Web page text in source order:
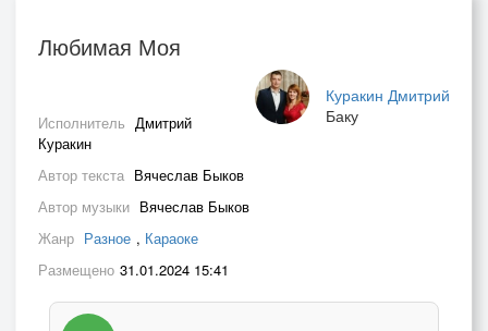
Любимая Моя
Куракин Дмитрий
Баку
Исполнитель Дмитрий
Куракин
Автор текста Вячеслав Быков
Автор музыки Вячеслав Быков
Жанр Разное , Караоке
Размещено 31.01.2024 15:41